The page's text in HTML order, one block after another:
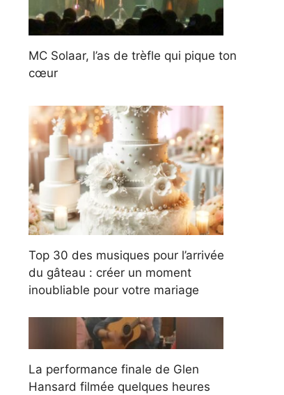
MC Solaar, l’as de trèfle qui pique ton
cœur
Top 30 des musiques pour l’arrivée
du gâteau : créer un moment
inoubliable pour votre mariage
La performance finale de Glen
Hansard filmée quelques heures